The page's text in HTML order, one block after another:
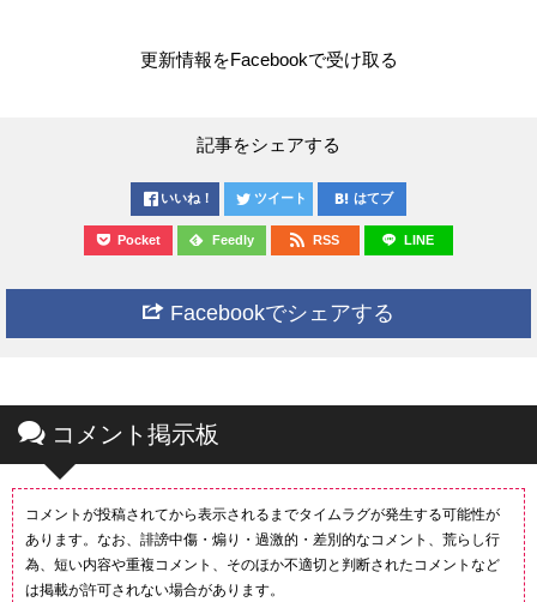
更新情報をFacebookで受け取る
記事をシェアする
いいね！ ツイート はてブ
Pocket Feedly RSS LINE
Facebookでシェアする
コメント掲示板
コメントが投稿されてから表示されるまでタイムラグが発生する可能性が
あります。なお、誹謗中傷・煽り・過激的・差別的なコメント、荒らし行
為、短い内容や重複コメント、そのほか不適切と判断されたコメントなど
は掲載が許可されない場合があります。